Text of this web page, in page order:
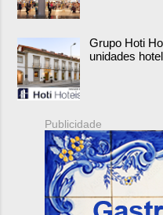
Grupo Hoti
unidades
Publicidade